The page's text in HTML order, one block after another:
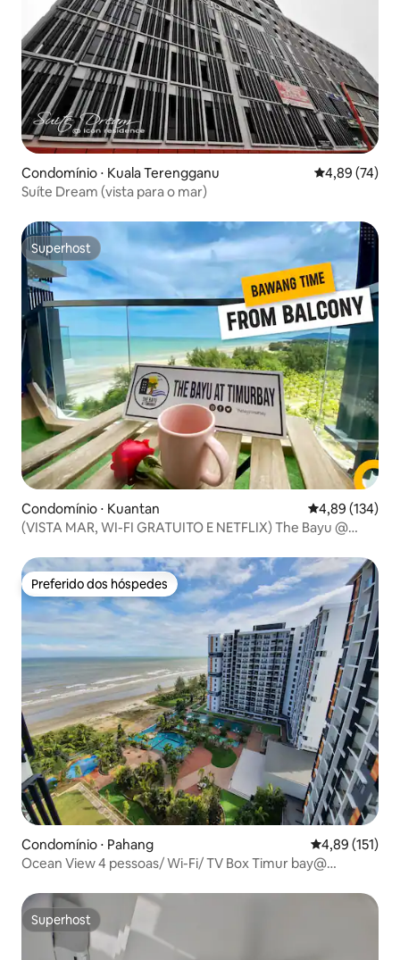
Condomínio ⋅ Kuala Terengganu 4,89 de uma
4,89 (74)
Suíte Dream (vista para o mar)
Superhost
Superhost
Condomínio ⋅ Kuantan 4,89 de uma
4,89 (134)
(VISTA MAR, WI-FI GRATUITO E NETFLIX) The Bayu @
Preferido dos hóspedes
Preferido dos hóspedes
Condomínio ⋅ Pahang 4,89 de uma
4,89 (151)
Ocean View 4 pessoas/ Wi-Fi/ TV Box Timur bay@
Superhost
Superhost